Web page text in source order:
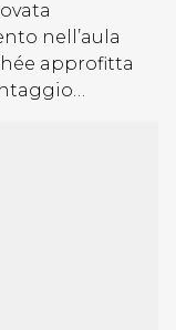
nell’aula
approfitta